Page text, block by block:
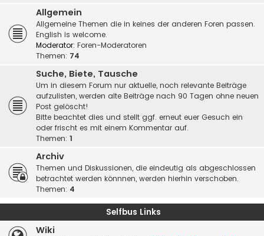
Allgemein
Allgemeine Themen die in keines der anderen Foren passen.
English is welcome.
Moderator: Foren-Moderatoren
Themen: 74
Suche, Biete, Tausche
Um in diesem Forum nur aktuelle, noch relevante Beiträge
aufzulisten, werden alte Beiträge nach 90 Tagen ohne neuen
Post gelöscht!
Bitte beachtet dies und stellt ggf. erneut euer Gesuch ein
oder frischt es mit einem Kommentar auf.
Themen: 1
Archiv
Themen und Diskussionen, die eindeutig als abgeschlossen
betrachtet werden könnnen, werden hierhin verschoben.
Themen: 4
Selfbus Links
Wiki